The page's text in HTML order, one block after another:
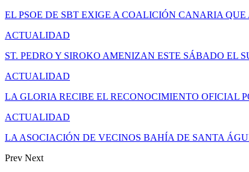
EL PSOE DE SBT EXIGE A COALICIÓN CANARIA
ACTUALIDAD
ST. PEDRO Y SIROKO AMENIZAN ESTE SÁBADO EL
ACTUALIDAD
LA GLORIA RECIBE EL RECONOCIMIENTO OFICIAL
ACTUALIDAD
LA ASOCIACIÓN DE VECINOS BAHÍA DE SANTA
Prev Next